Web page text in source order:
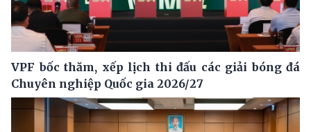
VPF bốc thăm, xếp lịch thi đấu các giải bóng đá
Chuyên nghiệp Quốc gia 2026/27